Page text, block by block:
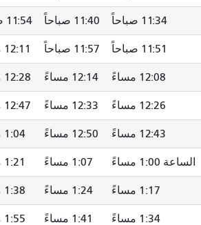
11:54 صباحاً 12:02 مساءً
12:11 مساءً 12:19 مساءً
12:28 مساءً 12:36 مساءً
12:47 مساءً 12:55 مساءً
1:04 مساءً 1:12 مساءً
1:21 مساءً 1:29 مساءً
1:38 مساءً 1:47 مساءً
1:55 مساءً 2:04 مساءً